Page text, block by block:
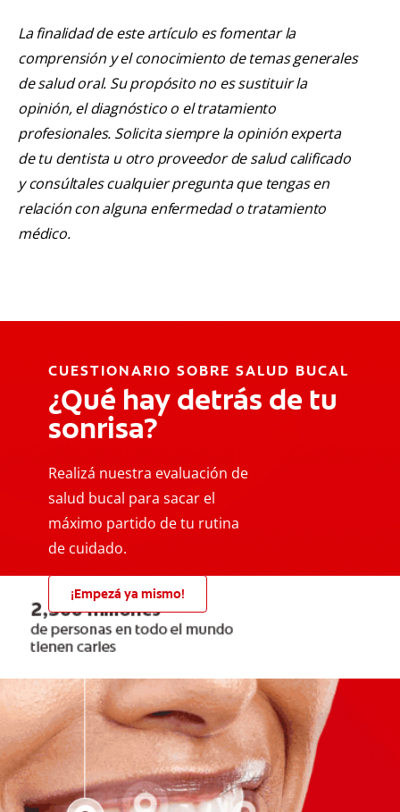
La finalidad de este artículo es fomentar la
comprensión y el conocimiento de temas generales
de salud oral. Su propósito no es sustituir la
opinión, el diagnóstico o el tratamiento
profesionales. Solicita siempre la opinión experta
de tu dentista u otro proveedor de salud calificado
y consúltales cualquier pregunta que tengas en
relación con alguna enfermedad o tratamiento
médico.
CUESTIONARIO SOBRE SALUD BUCAL
¿Qué hay detrás de tu
sonrisa?
Realizá nuestra evaluación de
salud bucal para sacar el
máximo partido de tu rutina
de cuidado.
¡Empezá ya mismo!